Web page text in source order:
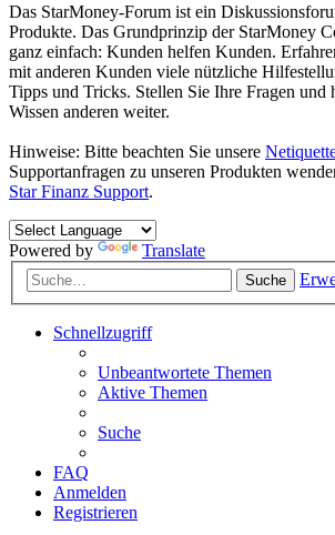
Das StarMoney-Forum ist ein
Produkte. Das Grundprinzip der StarMoney
ganz einfach: Kunden helfen Kunden.
mit anderen Kunden viele nützliche
Tipps und Tricks. Stellen Sie Ihre Fragen und
Wissen anderen weiter.
Hinweise: Bitte beachten Sie unsere
Supportanfragen zu unseren Produkten
Star Finanz Support.
Powered by Translate
Suche
Schnellzugriff
Unbeantwortete Themen
Aktive Themen
Suche
FAQ
Anmelden
Registrieren